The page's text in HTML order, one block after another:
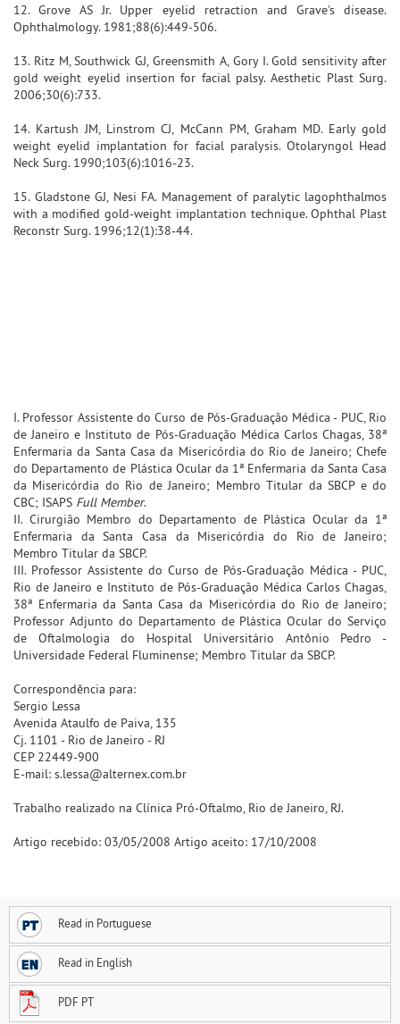
12. Grove AS Jr. Upper eyelid retraction and Grave's disease.
Ophthalmology. 1981;88(6):449-506.
13. Ritz M, Southwick GJ, Greensmith A, Gory I. Gold sensitivity after
gold weight eyelid insertion for facial palsy. Aesthetic Plast Surg.
2006;30(6):733.
14. Kartush JM, Linstrom CJ, McCann PM, Graham MD. Early gold
weight eyelid implantation for facial paralysis. Otolaryngol Head
Neck Surg. 1990;103(6):1016-23.
15. Gladstone GJ, Nesi FA. Management of paralytic lagophthalmos
with a modified gold-weight implantation technique. Ophthal Plast
Reconstr Surg. 1996;12(1):38-44.
I. Professor Assistente do Curso de Pós-Graduação Médica - PUC, Rio
de Janeiro e Instituto de Pós-Graduação Médica Carlos Chagas, 38ª
Enfermaria da Santa Casa da Misericórdia do Rio de Janeiro; Chefe
do Departamento de Plástica Ocular da 1ª Enfermaria da Santa Casa
da Misericórdia do Rio de Janeiro; Membro Titular da SBCP e do
CBC; ISAPS Full Member.
II. Cirurgião Membro do Departamento de Plástica Ocular da 1ª
Enfermaria da Santa Casa da Misericórdia do Rio de Janeiro;
Membro Titular da SBCP.
III. Professor Assistente do Curso de Pós-Graduação Médica - PUC,
Rio de Janeiro e Instituto de Pós-Graduação Médica Carlos Chagas,
38ª Enfermaria da Santa Casa da Misericórdia do Rio de Janeiro;
Professor Adjunto do Departamento de Plástica Ocular do Serviço
de Oftalmologia do Hospital Universitário Antônio Pedro -
Universidade Federal Fluminense; Membro Titular da SBCP.
Correspondência para:
Sergio Lessa
Avenida Ataulfo de Paiva, 135
Cj. 1101 - Rio de Janeiro - RJ
CEP 22449-900
E-mail: s.lessa@alternex.com.br
Trabalho realizado na Clínica Pró-Oftalmo, Rio de Janeiro, RJ.
Artigo recebido: 03/05/2008 Artigo aceito: 17/10/2008
Read in Portuguese
Read in English
PDF PT